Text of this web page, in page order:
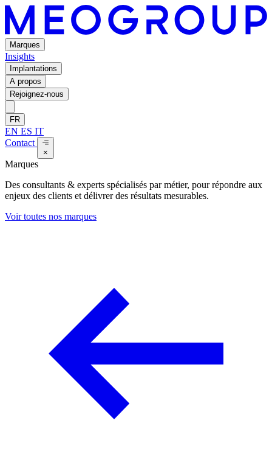
Marques
Insights
Implantations
A propos
Rejoignez-nous
FR
EN ES IT
Contact
×
Marques
Des consultants & experts spécialisés par métier, pour répondre aux
enjeux des clients et délivrer des résultats mesurables.
Voir toutes nos marques